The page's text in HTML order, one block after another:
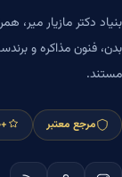
بنیاد دکتر مازیار میر،
مستند.
مرجع معتبر +۳۰ سال تجربه